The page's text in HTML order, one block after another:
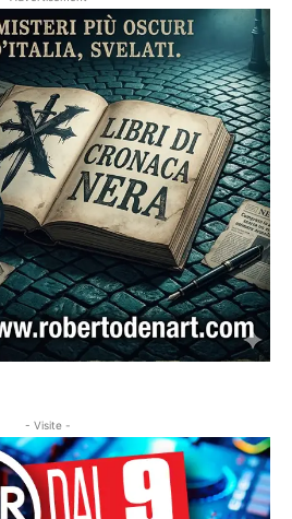
- Visite -